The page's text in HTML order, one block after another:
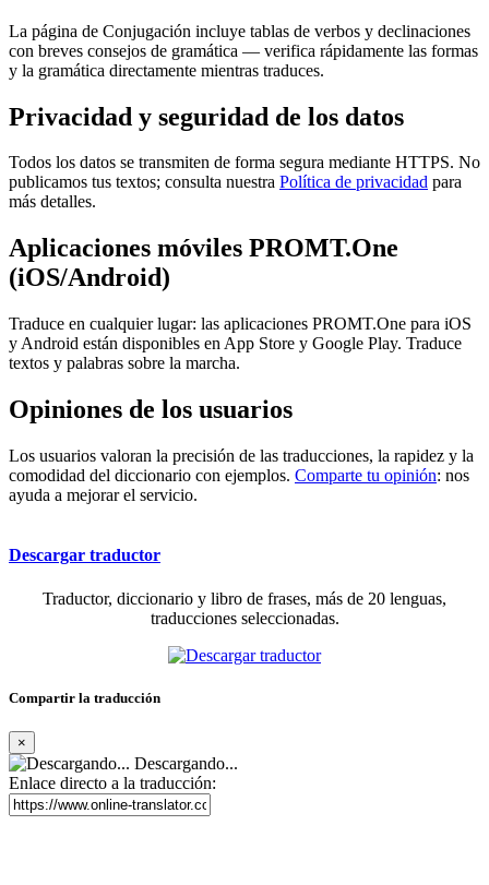
La página de Conjugación incluye tablas de verbos y declinaciones
con breves consejos de gramática — verifica rápidamente las formas
y la gramática directamente mientras traduces.
Privacidad y seguridad de los datos
Todos los datos se transmiten de forma segura mediante HTTPS. No
publicamos tus textos; consulta nuestra Política de privacidad para
más detalles.
Aplicaciones móviles PROMT.One
(iOS/Android)
Traduce en cualquier lugar: las aplicaciones PROMT.One para iOS
y Android están disponibles en App Store y Google Play. Traduce
textos y palabras sobre la marcha.
Opiniones de los usuarios
Los usuarios valoran la precisión de las traducciones, la rapidez y la
comodidad del diccionario con ejemplos. Comparte tu opinión: nos
ayuda a mejorar el servicio.
Descargar traductor
Traductor, diccionario y libro de frases, más de 20 lenguas,
traducciones seleccionadas.
Compartir la traducción
×
Descargando...
Enlace directo a la traducción: